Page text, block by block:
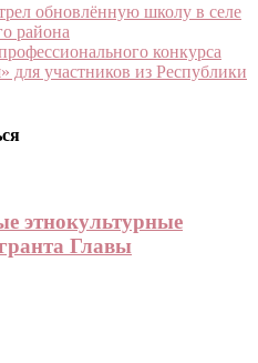
обновлённую школу в селе
района
конкурса
для участников из Республики
этнокультурные
Главы